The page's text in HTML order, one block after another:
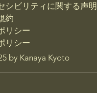
シビリティに関する声明
約
リシー
リシー
by Kanaya Kyoto